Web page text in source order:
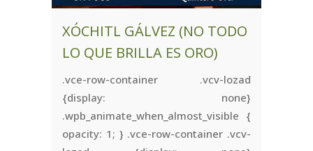
XÓCHITL GÁLVEZ (NO TODO
LO QUE BRILLA ES ORO)
.vce-row-container .vcv-lozad
{display: none}
.wpb_animate_when_almost_visible {
opacity: 1; } .vce-row-container .vcv-